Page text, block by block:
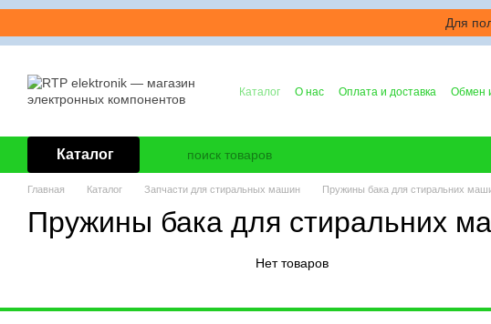
Перейти к основному контенту
Для
Каталог О нас Оплата и доставка
Обмен
Каталог
Главная Каталог Запчасти для стиральных машин Пружины бака для стиральних
Пружины бака для стиральних
Нет товаров